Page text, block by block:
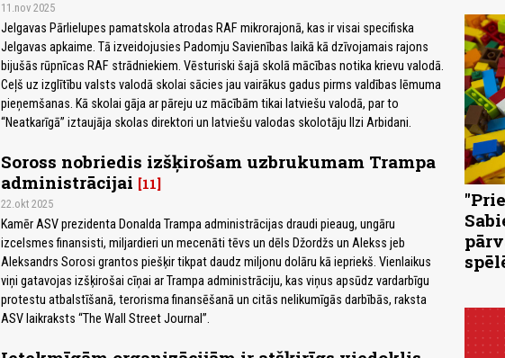
11.nov 2025
Jelgavas Pārlielupes pamatskola atrodas RAF mikrorajonā, kas ir visai specifiska
Jelgavas apkaime. Tā izveidojusies Padomju Savienības laikā kā dzīvojamais rajons
bijušās rūpnīcas RAF strādniekiem. Vēsturiski šajā skolā mācības notika krievu valodā.
Ceļš uz izglītību valsts valodā skolai sācies jau vairākus gadus pirms valdības lēmuma
pieņemšanas. Kā skolai gāja ar pāreju uz mācībām tikai latviešu valodā, par to
“Neatkarīgā” iztaujāja skolas direktori un latviešu valodas skolotāju Ilzi Arbidani.
Soross nobriedis izšķirošam uzbrukumam Trampa
administrācijai 11
22.okt 2025
Kamēr ASV prezidenta Donalda Trampa administrācijas draudi pieaug, ungāru
izcelsmes finansisti, miljardieri un mecenāti tēvs un dēls Džordžs un Alekss jeb
Aleksandrs Sorosi grantos piešķir tikpat daudz miljonu dolāru kā iepriekš. Vienlaikus
viņi gatavojas izšķirošai cīņai ar Trampa administrāciju, kas viņus apsūdz vardarbīgu
protestu atbalstīšanā, terorisma finansēšanā un citās nelikumīgās darbībās, raksta
ASV laikraksts “The Wall Street Journal”.